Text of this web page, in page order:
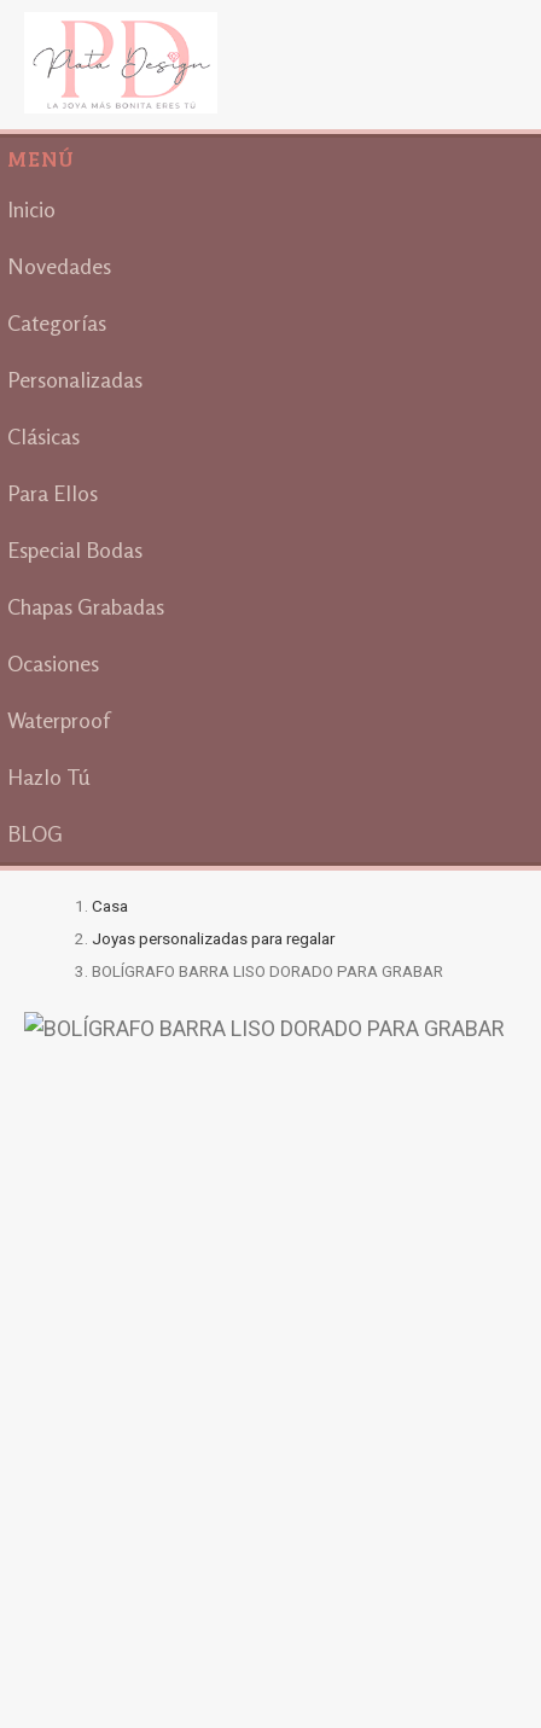
MENÚ
Inicio
Novedades
Categorías
Personalizadas
Clásicas
Para Ellos
Especial Bodas
Chapas Grabadas
Ocasiones
Waterproof
Hazlo Tú
BLOG
Casa
Joyas personalizadas para regalar
BOLÍGRAFO BARRA LISO DORADO PARA GRABAR